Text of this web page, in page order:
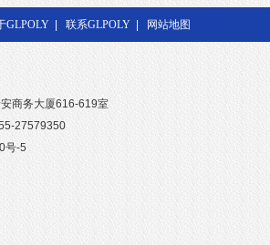
GLPOLY 联系GLPOLY 网站地图
商务大厦616-619室
27579350
号-5